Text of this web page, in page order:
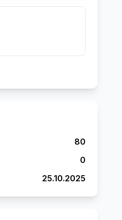
80
0
25.10.2025